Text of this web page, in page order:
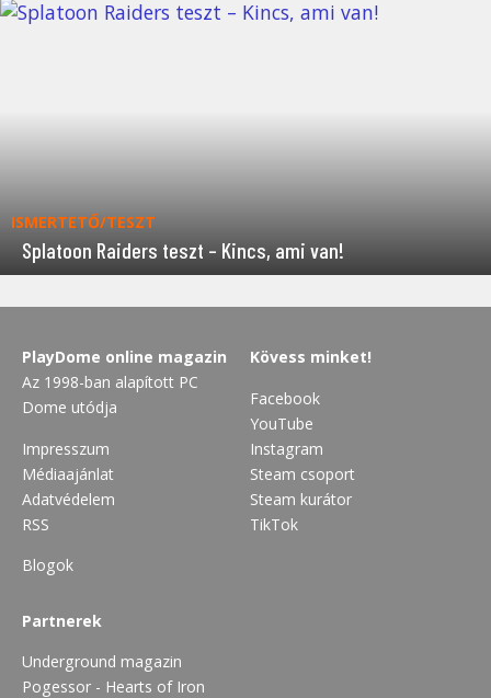
ISMERTETŐ/TESZT
Splatoon Raiders teszt – Kincs, ami van!
PlayDome online magazin
Az 1998-ban alapított PC
Dome utódja
Impresszum
Médiaajánlat
Adatvédelem
RSS
Blogok
Kövess minket!
Facebook
YouTube
Instagram
Steam csoport
Steam kurátor
TikTok
Partnerek
Underground magazin
Pogessor - Hearts of Iron